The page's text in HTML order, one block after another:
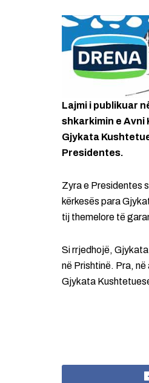
Lajmi i publikuar
shkarkimin e Avni
Gjykata
Presidentes.
Zyra e Presidentes
kërkesës para
tij themelore të
Si rrjedhojë,
në Prishtinë. Pra,
Gjykata